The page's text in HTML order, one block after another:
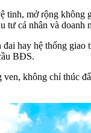
mở rộng
tư cá nhân và doanh
hay hệ thống
BĐS.
không chỉ thúc